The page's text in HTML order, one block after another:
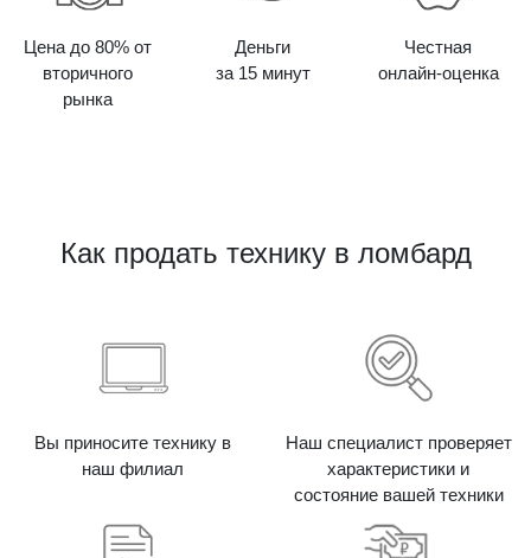
Цена до 80% от
вторичного
рынка
Деньги
за 15 минут
Честная
онлайн-оценка
Как продать технику в ломбард
Вы приносите технику в
наш филиал
Наш специалист проверяет
характеристики и
состояние вашей техники